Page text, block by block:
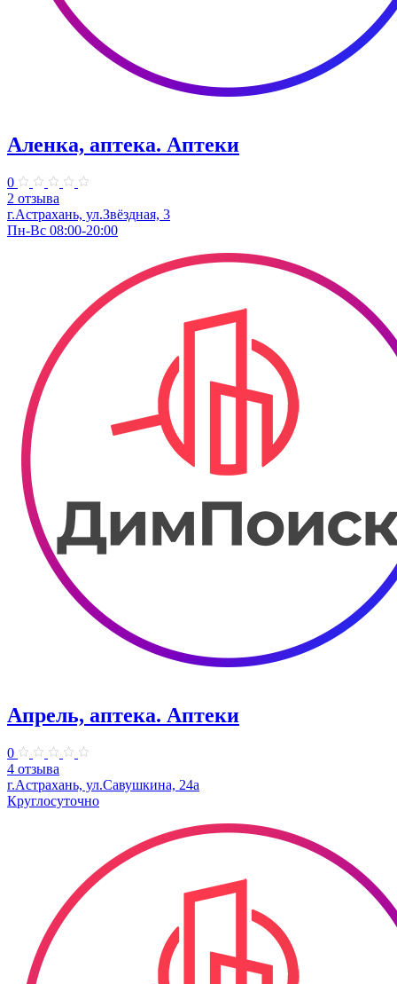
Аленка, аптека. Аптеки
0
2 отзыва
г.Астрахань, ул.Звёздная, 3
Пн-Вс 08:00-20:00
Апрель, аптека. Аптеки
0
4 отзыва
г.Астрахань, ул.Савушкина, 24а
Круглосуточно